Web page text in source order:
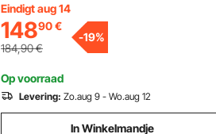
Drukmachine 20 misschien 25 Diameter,
Heat Transfer Print Zwart 200 ℃
Kleding Heat Press
Eindigt aug 14
14890€
184,90€
-19%
Op voorraad
Levering: Zo.aug 9 - Wo.aug 12
In Winkelmandje